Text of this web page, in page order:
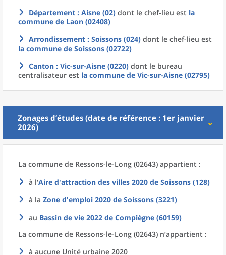
Département : Aisne (02) dont le chef-lieu est la
commune de Laon (02408)
Arrondissement : Soissons (024) dont le chef-lieu est
la commune de Soissons (02722)
Canton : Vic-sur-Aisne (0220) dont le bureau
centralisateur est la commune de Vic-sur-Aisne (02795)
Zonages d’études (date de référence : 1er janvier
2026)
La commune de Ressons-le-Long (02643) appartient :
à l'Aire d'attraction des villes 2020 de Soissons (128)
à la Zone d'emploi 2020 de Soissons (3221)
au Bassin de vie 2022 de Compiègne (60159)
La commune de Ressons-le-Long (02643) n’appartient :
à aucune Unité urbaine 2020